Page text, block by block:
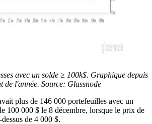
avec un solde ≥ 100k$. Graphique depuis
de l'année. Source: Glassnode
plus de 146 000 portefeuilles avec un
100 000 $ le 8 décembre, lorsque le prix de
de 4 000 $.